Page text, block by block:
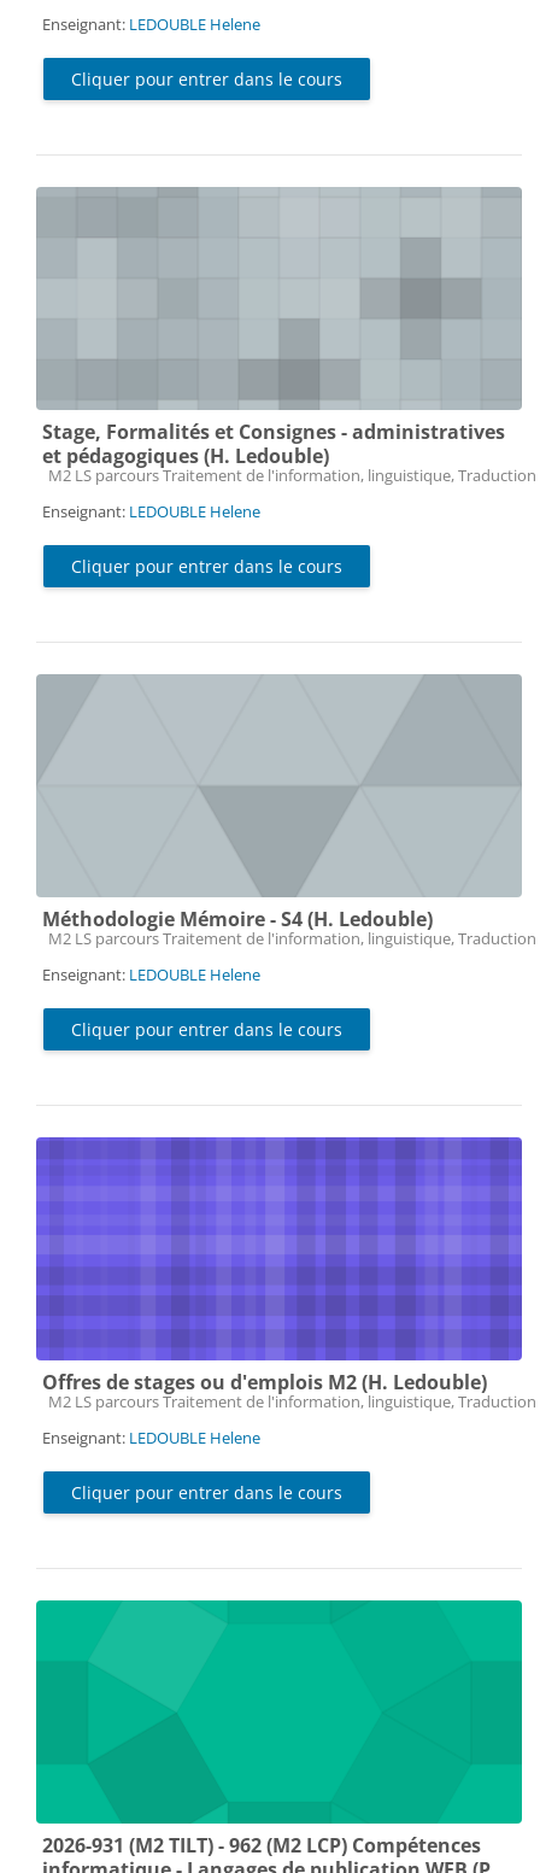
Enseignant: LEDOUBLE Helene
Cliquer pour entrer dans le cours
Stage, Formalités et Consignes - administratives
et pédagogiques (H. Ledouble)
Catégorie de cours
M2 LS parcours Traitement de l'information, linguistique, Traduction
Enseignant: LEDOUBLE Helene
Cliquer pour entrer dans le cours
Méthodologie Mémoire - S4 (H. Ledouble)
Catégorie de cours
M2 LS parcours Traitement de l'information, linguistique, Traduction
Enseignant: LEDOUBLE Helene
Cliquer pour entrer dans le cours
Offres de stages ou d'emplois M2 (H. Ledouble)
Catégorie de cours
M2 LS parcours Traitement de l'information, linguistique, Traduction
Enseignant: LEDOUBLE Helene
Cliquer pour entrer dans le cours
2026-931 (M2 TILT) - 962 (M2 LCP) Compétences